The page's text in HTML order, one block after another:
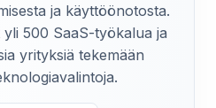
ja käyttöönotosta.
500 SaaS-työkalua ja
yrityksiä tekemään